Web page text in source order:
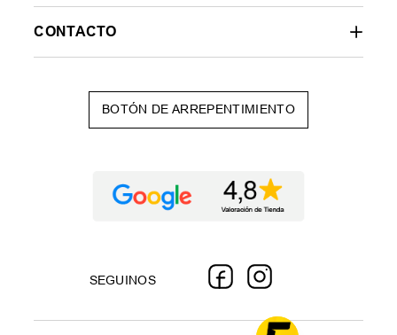
CONTACTO
BOTÓN DE ARREPENTIMIENTO
SEGUINOS